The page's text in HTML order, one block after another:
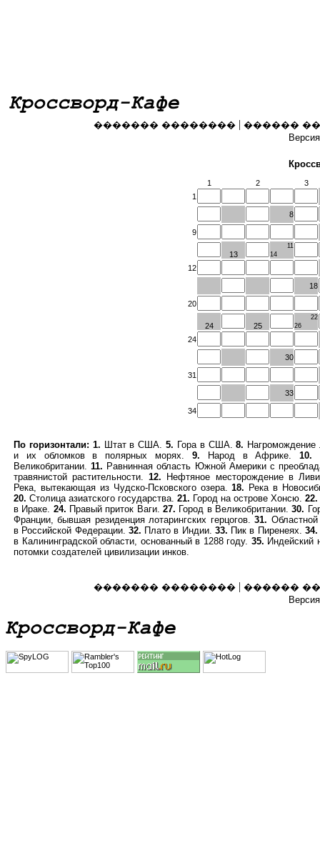
������� ��������| ������
1 2
3
1
8
9
13
11
14
12
18
20
24 25
22
26
24
30
31
33
34
По горизонтали: 1. Штат в США.5. Гора в США.8. Нагромождение
и их обломков в полярных морях. 9. Народ в Африке.10.
Великобритании.11. Равнинная область Южной Америки с
травянистой растительности.12. Нефтяное месторождение в
Река, вытекающая из Чудско-Псковского озера.18. Река в
20. Столица азиатского государства. 21. Город на острове Хонсю. 22.
в Ираке. 24. Правый приток Ваги.27. Город в Великобритании.30.
Франции, бывшая резиденция лотарингских герцогов.31. Областной
в Российской Федерации. 32. Плато в Индии. 33. Пик в Пиренеях. 34.
в Калининградской области, основанный в 1288 году. 35. Индейский
потомки создателей цивилизации инков.
������� ��������| ������